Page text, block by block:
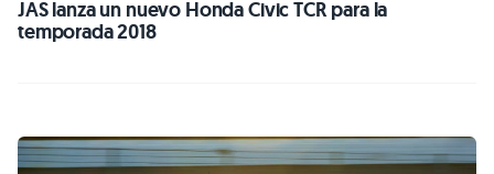
JAS lanza un nuevo Honda Civic TCR para la
temporada 2018